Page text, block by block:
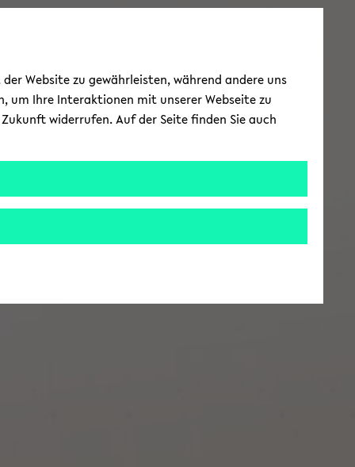
Website zu gewährleisten, während andere uns
um Ihre Interaktionen mit unserer Webseite zu
widerrufen. Auf der Seite finden Sie auch